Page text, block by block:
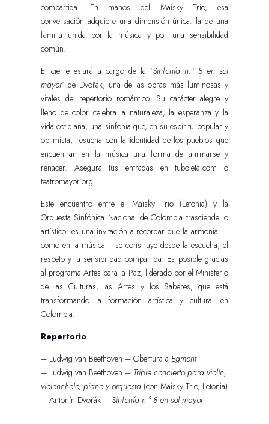
compartida. En manos del Maisky Trio, esa
conversación adquiere una dimensión única: la de una
familia unida por la música y por una sensibilidad
común.
El cierre estará a cargo de la ‘Sinfonía n.º 8 en sol
mayor’ de Dvořák, una de las obras más luminosas y
vitales del repertorio romántico. Su carácter alegre y
lleno de color celebra la naturaleza, la esperanza y la
vida cotidiana; una sinfonía que, en su espíritu popular y
optimista, resuena con la identidad de los pueblos que
encuentran en la música una forma de afirmarse y
renacer. Asegura tus entradas en tuboleta.com o
teatromayor.org
Este encuentro entre el Maisky Trio (Letonia) y la
Orquesta Sinfónica Nacional de Colombia trasciende lo
artístico: es una invitación a recordar que la armonía —
como en la música— se construye desde la escucha, el
respeto y la sensibilidad compartida. Es posible gracias
al programa Artes para la Paz, liderado por el Ministerio
de las Culturas, las Artes y los Saberes, que está
transformando la formación artística y cultural en
Colombia.
Repertorio
– Ludwig van Beethoven – Obertura aEgmont
– Ludwig van Beethoven – Triple concierto para violín,
violonchelo, piano y orquesta (con Maisky Trio, Letonia)
– Antonín Dvořák –Sinfonía n.° 8 en sol mayor